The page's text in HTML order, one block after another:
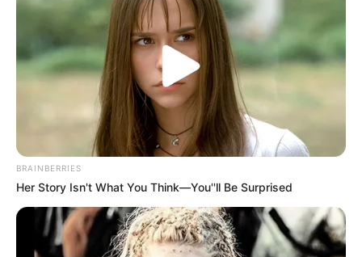
Top 10 Pop Divas (She's Not Number 1)
BRAINBERRIES
BRAINBERRIES
Her Story Isn't What You Think—You''ll Be Surprised